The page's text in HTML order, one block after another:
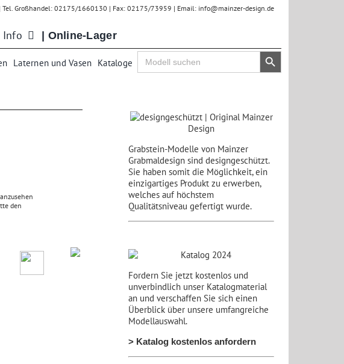
Großhandel: 02175/1660130 | Fax: 02175/73959 | Email: info@mainzer-design.de
Info | Online-Lager
Laternen und Vasen Kataloge
Search
for:
Search Button
anzusehen
den
Grabstein-Modelle von Mainzer
Grabmaldesign sind designgeschützt.
Sie haben somit die Möglichkeit, ein
einzigartiges Produkt zu erwerben,
welches auf höchstem
Qualitätsniveau gefertigt wurde.
Fordern Sie jetzt kostenlos und
unverbindlich unser Katalogmaterial
an und verschaffen Sie sich einen
Überblick über unsere umfangreiche
Modellauswahl.
> Katalog kostenlos anfordern